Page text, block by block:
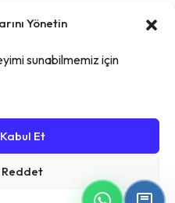
Yönetin
sunabilmemiz için
Et
Reddet